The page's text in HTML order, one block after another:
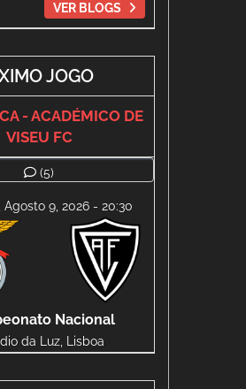
VER BLOGS
JOGO
- ACADÉMICO DE
VISEU FC
(5)
Agosto 9, 2026 - 20:30
Nacional
da Luz, Lisboa